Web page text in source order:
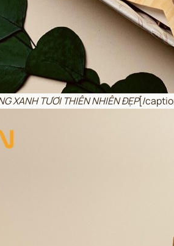
XANH TƯƠI THIÊN NHIÊN ĐẸP[/